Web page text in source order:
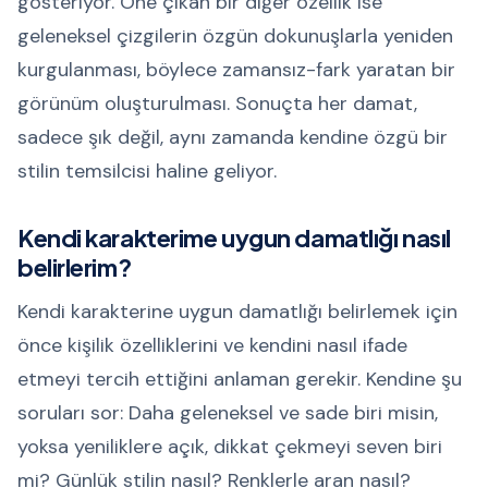
geleneksel çizgilerin özgün dokunuşlarla yeniden
kurgulanması, böylece zamansız-fark yaratan bir
görünüm oluşturulması. Sonuçta her damat,
sadece şık değil, aynı zamanda kendine özgü bir
stilin temsilcisi haline geliyor.
Kendi karakterime uygun damatlığı nasıl
belirlerim?
Kendi karakterine uygun damatlığı belirlemek için
önce kişilik özelliklerini ve kendini nasıl ifade
etmeyi tercih ettiğini anlaman gerekir. Kendine şu
soruları sor: Daha geleneksel ve sade biri misin,
yoksa yeniliklere açık, dikkat çekmeyi seven biri
mi? Günlük stilin nasıl? Renklerle aran nasıl?